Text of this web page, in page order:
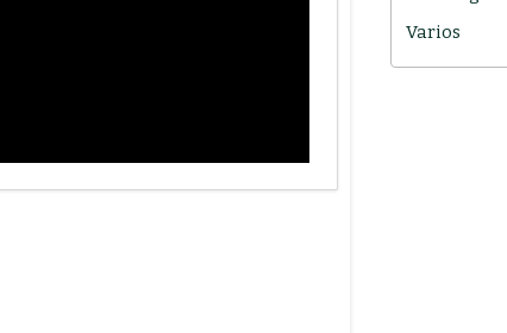
Varios